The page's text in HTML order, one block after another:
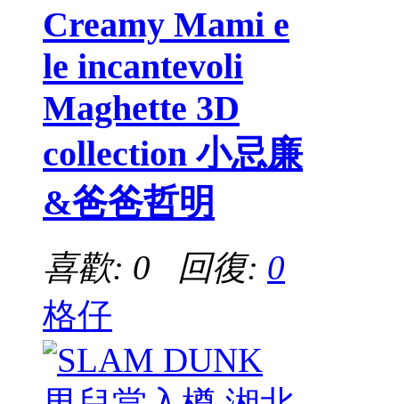
Creamy Mami e
le incantevoli
Maghette 3D
collection 小忌廉
&爸爸哲明
喜歡: 0 回復: 0
格仔